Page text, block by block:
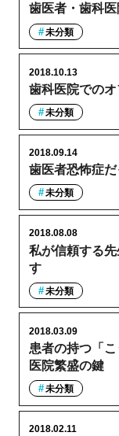
歯医者・歯科
未分類
歯科医院での
2018.10.13
未分類
歯医者恐怖症
2018.09.14
未分類
私が信頼する
す
2018.08.08
未分類
患者の持つ「
医院繁盛の鍵
2018.03.09
未分類
2018.02.11